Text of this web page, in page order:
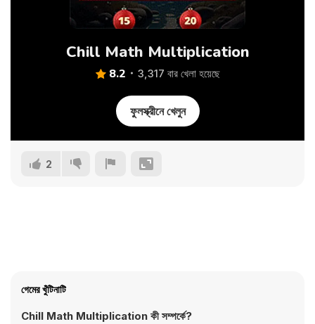
Chill Math Multiplication
8.2 3,317 বার খেলা হয়েছে
ফুলস্ক্রীনে খেলুন
2
গেমের খুঁটিনাটি
Chill Math Multiplication কী সম্পর্কে?